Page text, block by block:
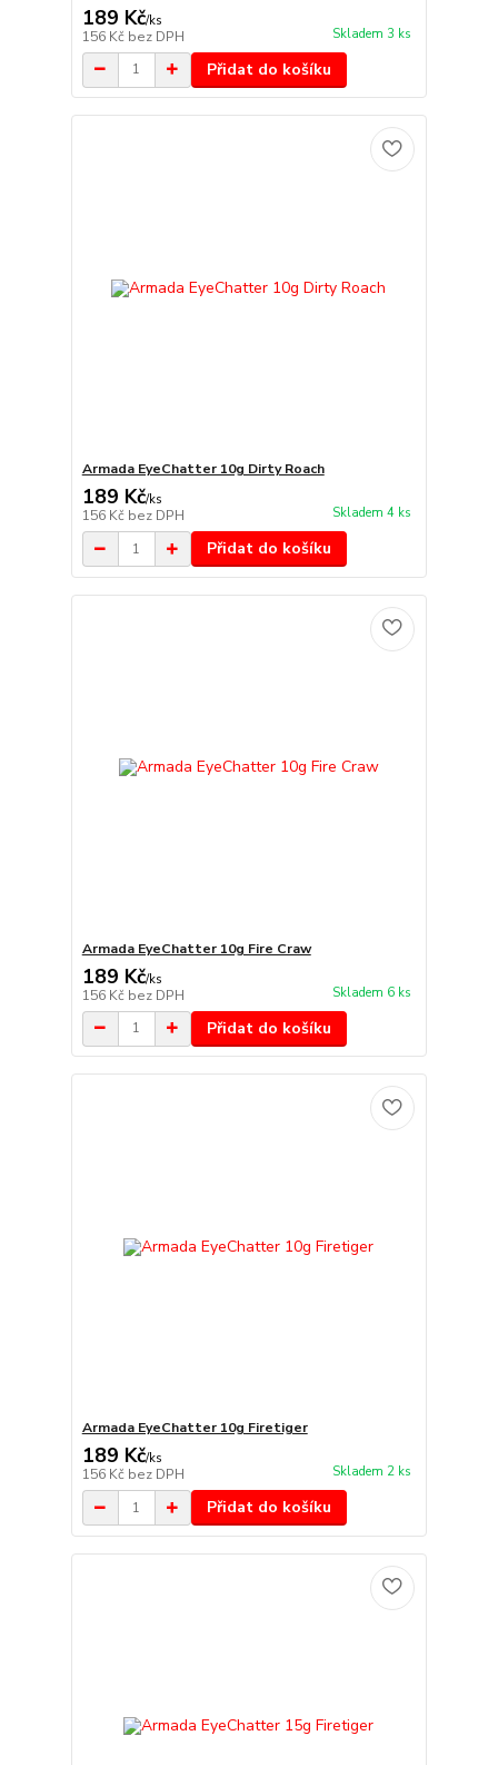
189 Kč/ks
156 Kč bez DPH Skladem 3 ks
Přidat do košíku
Armada EyeChatter 10g Dirty Roach
189 Kč/ks
156 Kč bez DPH Skladem 4 ks
Přidat do košíku
Armada EyeChatter 10g Fire Craw
189 Kč/ks
156 Kč bez DPH Skladem 6 ks
Přidat do košíku
Armada EyeChatter 10g Firetiger
189 Kč/ks
156 Kč bez DPH Skladem 2 ks
Přidat do košíku